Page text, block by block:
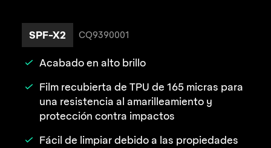
SPF-X2 CQ9390001
Acabado en alto brillo
Film recubierta de TPU de 165 micras para
una resistencia al amarilleamiento y
protección contra impactos
Fácil de limpiar debido a las propiedades